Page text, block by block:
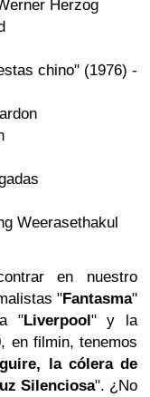
Herzog
chino" (1976) -
Weerasethakul
en nuestro
"Fantasma"
"Liverpool" y la
en filmin, tenemos
la cólera de
Silenciosa". ¿No